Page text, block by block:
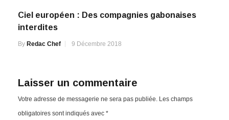
Ciel européen : Des compagnies gabonaises
interdites
By Redac Chef 9 Décembre 2018
Laisser un commentaire
Votre adresse de messagerie ne sera pas publiée. Les champs
obligatoires sont indiqués avec *